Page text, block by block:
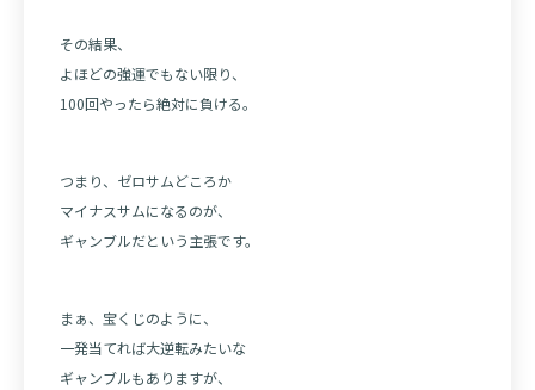
その結果、
よほどの強運でもない限り、
100回やったら絶対に負ける。
つまり、ゼロサムどころか
マイナスサムになるのが、
ギャンブルだという主張です。
まぁ、宝くじのように、
一発当てれば大逆転みたいな
ギャンブルもありますが、